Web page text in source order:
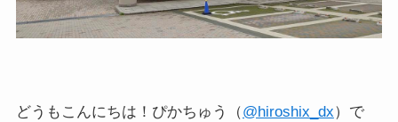
どうもこんにちは！ぴかちゅう（@hiroshix_dx）で